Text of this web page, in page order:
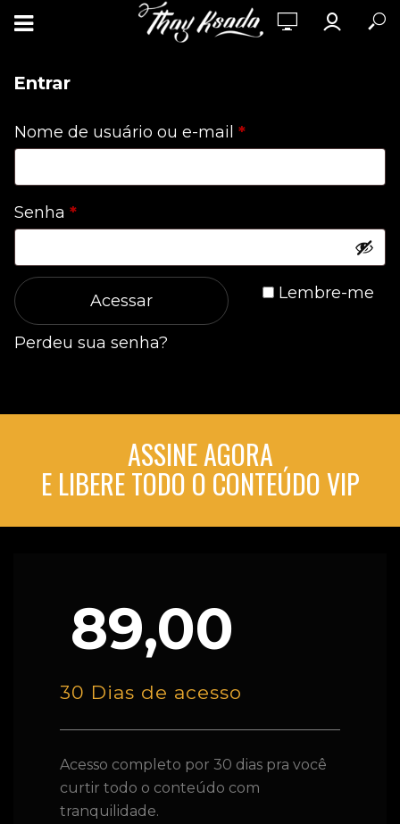
Entrar
Nome de usuário ou e-mail *Obrigatório
Senha *Obrigatório
Lembre-me
Acessar
Perdeu sua senha?
ASSINE AGORA
E LIBERE TODO O CONTEÚDO VIP
89,00
30 Dias de acesso
Acesso completo por 30 dias pra você
curtir todo o conteúdo com
tranquilidade.